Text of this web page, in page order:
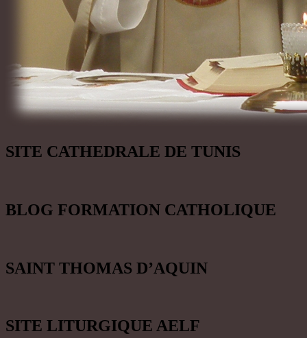
BLOG FORMATION CATHOLIQUE
SAINT THOMAS D’AQUIN
SITE LITURGIQUE AELF